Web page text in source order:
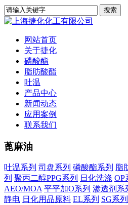
网站首页
关于捷化
磷酸酯
脂肪酸酯
吐温
产品中心
新闻动态
应用案例
联系我们
蓖麻油
吐温系列 司盘系列 磷酸酯系列 脂
列 聚丙二醇PPG系列 日化洗涤 OP
AEO/MOA 平平加O系列 渗透剂系
静电 日化用品原料 EL系列 SG系列